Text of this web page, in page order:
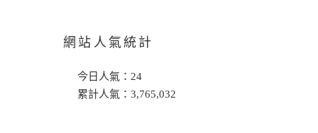
網站人氣統計
今日人氣： 24
累計人氣： 3,765,032